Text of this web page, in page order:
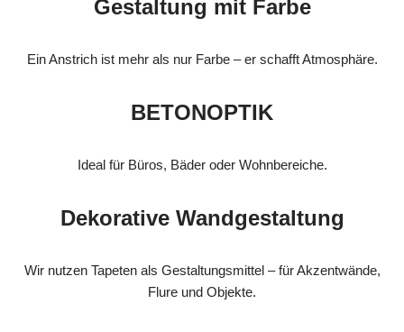
Gestaltung mit Farbe
Ein Anstrich ist mehr als nur Farbe – er schafft Atmosphäre.
BETONOPTIK
Ideal für Büros, Bäder oder Wohnbereiche.
Dekorative Wandgestaltung
Wir nutzen Tapeten als Gestaltungsmittel – für Akzentwände,
Flure und Objekte.